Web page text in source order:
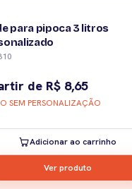
para pipoca 3 litros
de R$ 8,65
SEM PERSONALIZAÇÃO
Adicionar ao carrinho
Ver produto